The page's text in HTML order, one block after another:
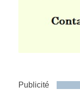
Publicité